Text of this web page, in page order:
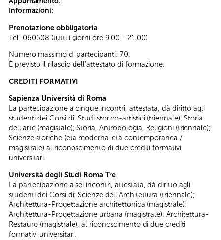
Informazioni:
Prenotazione obbligatoria
Tel. 060608 (tutti i giorni ore 9.00 - 21.00)
Numero massimo di partecipanti: 70.
È previsto il rilascio dell’attestato di formazione.
CREDITI FORMATIVI
Sapienza Università di Roma
La partecipazione a cinque incontri, attestata, dà diritto agli
studenti dei Corsi di: Studi storico-artistici (triennale); Storia
dell’arte (magistale); Storia, Antropologia, Religioni (triennale);
Scienze storiche (età moderna-età contemporanea /
magistrale) al riconoscimento di due crediti formativi
universitari.
Università degli Studi Roma Tre
La partecipazione a sei incontri, attestata, dà diritto agli
studenti dei Corsi di: Scienze dell’Architettura (triennale);
Architettura-Progettazione architettonica (magistrale);
Architettura-Progettazione urbana (magistrale); Architettura-
Restauro (magistrale), al riconoscimento di due crediti
formativi universitari.